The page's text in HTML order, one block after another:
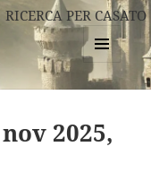
RICERCA PER CASATO
MENU
E
2025,